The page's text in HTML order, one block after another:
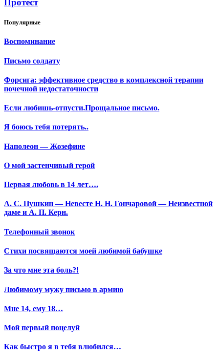
Протест
Популярные
Воспоминание
Письмо солдату
Форсига: эффективное средство в комплексной терапии
почечной недостаточности
Если любишь-отпусти.Прощальное письмо.
Я боюсь тебя потерять..
Наполеон — Жозефине
О мой застенчивый герой
Первая любовь в 14 лет….
А. С. Пушкин — Невесте Н. Н. Гончаровой — Неизвестной
даме и А. П. Керн.
Телефонный звонок
Стихи посвящаются моей любимой бабушке
За что мне эта боль?!
Любимому мужу письмо в армию
Мне 14, ему 18…
Мой первый поцелуй
Как быстро я в тебя влюбился…